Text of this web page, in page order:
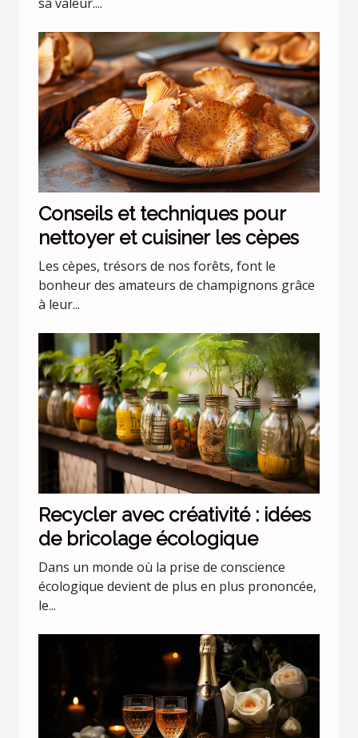
Conseils et techniques pour
nettoyer et cuisiner les cèpes
Les cèpes, trésors de nos forêts, font le
bonheur des amateurs de champignons grâce
à leur...
Recycler avec créativité : idées
de bricolage écologique
Dans un monde où la prise de conscience
écologique devient de plus en plus prononcée,
le...